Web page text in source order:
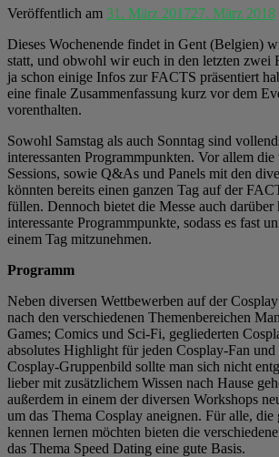
Veröffentlich am 31. März 201727. März 2018
Dieses Wochenende findet in Gent (Belgien)
statt, und obwohl wir euch in den letzten zwei
ja schon einige Infos zur FACTS präsentiert
eine finale Zusammenfassung kurz vor dem
vorenthalten.
Sowohl Samstag als auch Sonntag sind
interessanten Programmpunkten. Vor allem
Sessions, sowie Q&As und Panels mit den
könnten bereits einen ganzen Tag auf der
füllen. Dennoch bietet die Messe auch darüber
interessante Programmpunkte, sodass es fast
einem Tag mitzunehmen.
Programm
Neben diversen Wettbewerben auf der
nach den verschiedenen Themenbereichen
Games; Comics und Sci-Fi, gegliederten
absolutes Highlight für jeden Cosplay-Fan und
Cosplay-Gruppenbild sollte man sich nicht
lieber mit zusätzlichem Wissen nach Hause
außerdem in einem der diversen Workshops
um das Thema Cosplay aneignen. Für alle, die
kennen lernen möchten bieten die
das Thema Speed Dating eine gute Basis.